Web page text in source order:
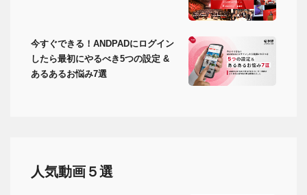
今すぐできる！ANDPADにログイン
したら最初にやるべき5つの設定 &
あるあるお悩み7選
人気動画５選